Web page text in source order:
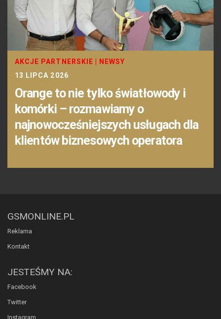
AKCJE PARTNERSKIE
NEWSY
13 LIPCA 2026
Orange to nie tylko światłowody i
komórki – rozmawiamy o
najnowocześniejszych usługach dla
klientów biznesowych operatora
GSMONLINE.PL
Reklama
Kontakt
JESTEŚMY NA:
Facebook
Twitter
Instagram